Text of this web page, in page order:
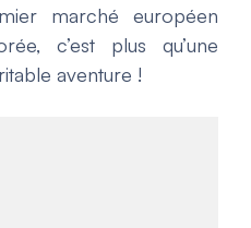
marché européen
c’est plus qu’une
aventure !